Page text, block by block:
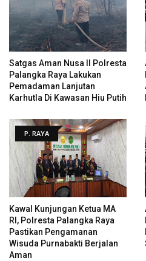
Satgas Aman Nusa II Polresta
Palangka Raya Lakukan
Pemadaman Lanjutan
Karhutla Di Kawasan Hiu Putih
P. RAYA
Kawal Kunjungan Ketua MA
RI, Polresta Palangka Raya
Pastikan Pengamanan
Wisuda Purnabakti Berjalan
Aman